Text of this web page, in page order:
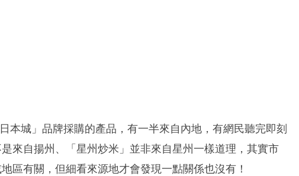
本城」品牌採購的產品，有一半來自內地，有網民聽完即刻
來自揚州、「星州炒米」並非來自星州一樣道理，其實市
區有關，但細看來源地才會發現一點關係也沒有！